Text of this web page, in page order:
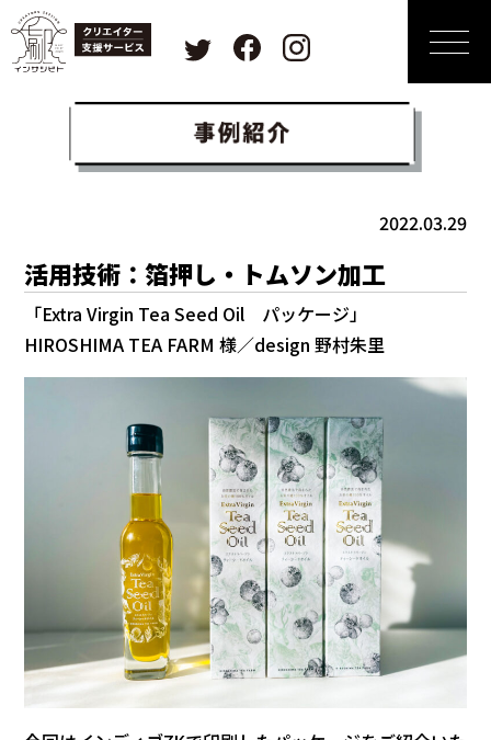
2022.03.29
活用技術：箔押し・トムソン加工
「Extra Virgin Tea Seed Oil パッケージ」
HIROSHIMA TEA FARM 様／design 野村朱里